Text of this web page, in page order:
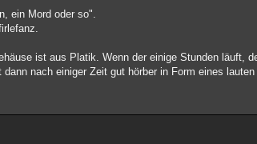
ein Mord oder so".
ist aus Platik. Wenn der einige Stunden läuft,
nach einiger Zeit gut hörber in Form eines